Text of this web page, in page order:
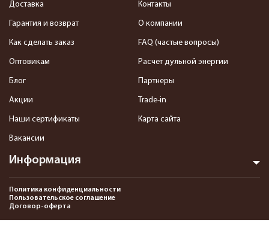
Информация
Доставка
Гарантия и возврат
Как сделать заказ
Оптовикам
Блог
Акции
Наши сертификаты
Вакансии
Контакты
О компании
FAQ (частые вопросы)
Расчет дульной энергии
Партнеры
Trade-in
Карта сайта
Политика конфиденциальности
Пользовательское соглашение
Договор-оферта